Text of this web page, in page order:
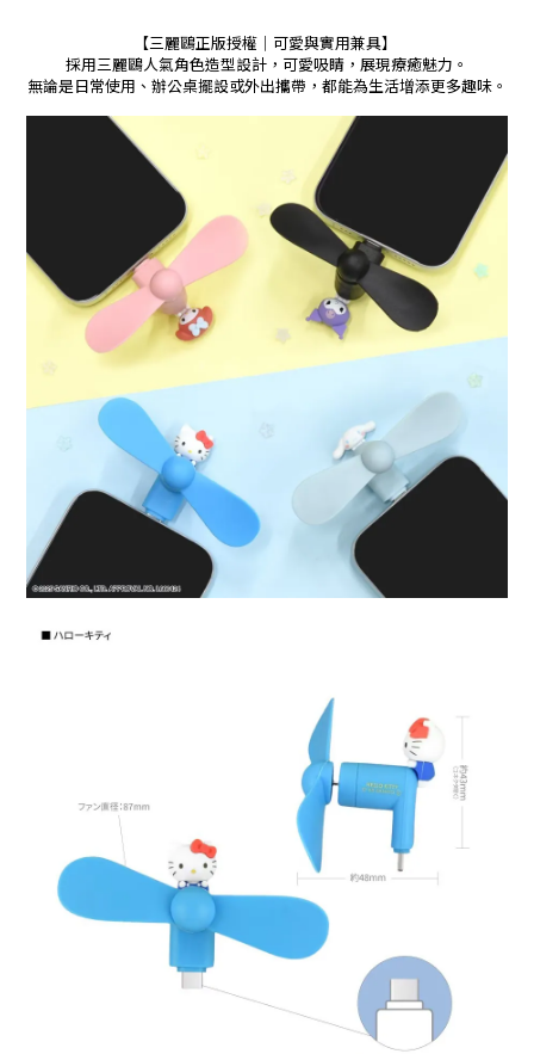
【三麗鷗正版授權｜可愛與實用兼具】
採用三麗鷗人氣角色造型設計，可愛吸睛，展現療癒魅力。
無論是日常使用、辦公桌擺設或外出攜帶，都能為生活增添更多趣味。